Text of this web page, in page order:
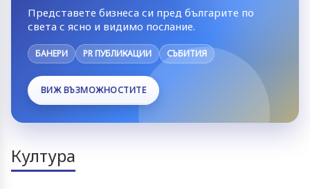
Представете бизнеса си пред българите по
света с ясно и видимо послание.
БАНЕРИ PR ПУБЛИКАЦИИ СЪБИТИЯ
ВИЖ ВЪЗМОЖНОСТИТЕ
Култура